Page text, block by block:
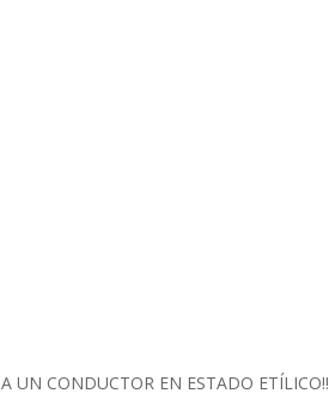
UN CONDUCTOR EN ESTADO ETÍLICO‼️